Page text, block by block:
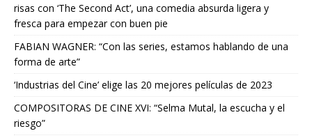
risas con ‘The Second Act’, una comedia absurda ligera y
fresca para empezar con buen pie
FABIAN WAGNER: “Con las series, estamos hablando de una
forma de arte”
‘Industrias del Cine’ elige las 20 mejores películas de 2023
COMPOSITORAS DE CINE XVI: “Selma Mutal, la escucha y el
riesgo”